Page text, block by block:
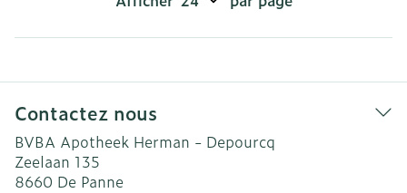
Contactez nous
BVBA Apotheek Herman - Depourcq
Zeelaan 135
8660 De Panne